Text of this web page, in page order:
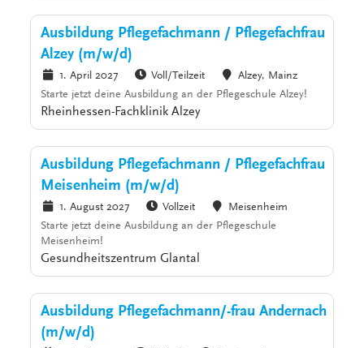
Ausbildung Pflegefachmann / Pflegefachfrau
Alzey (m/w/d)
1. April 2027 Voll/Teilzeit
Alzey, Mainz
Starte jetzt deine Ausbildung an der Pflegeschule Alzey!
Rheinhessen-Fachklinik Alzey
Ausbildung Pflegefachmann / Pflegefachfrau
Meisenheim (m/w/d)
1. August 2027 Vollzeit
Meisenheim
Starte jetzt deine Ausbildung an der Pflegeschule
Meisenheim!
Gesundheitszentrum Glantal
Ausbildung Pflegefachmann/-frau Andernach
(m/w/d)